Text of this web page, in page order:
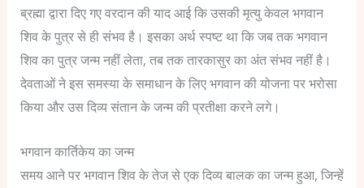
ब्रह्मा द्वारा दिए गए वरदान की याद आई कि उसकी मृत्यु केवल भगवान
शिव के पुत्र से ही संभव है। इसका अर्थ स्पष्ट था कि जब तक भगवान
शिव का पुत्र जन्म नहीं लेता, तब तक तारकासुर का अंत संभव नहीं है।
देवताओं ने इस समस्या के समाधान के लिए भगवान की योजना पर भरोसा
किया और उस दिव्य संतान के जन्म की प्रतीक्षा करने लगे।
भगवान कार्तिकेय का जन्म
समय आने पर भगवान शिव के तेज से एक दिव्य बालक का जन्म हुआ, जिन्हें